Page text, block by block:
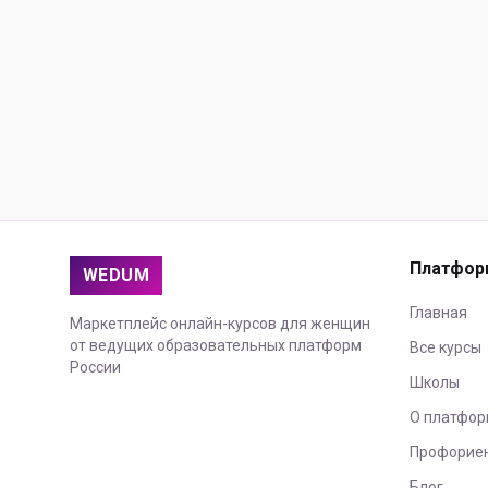
WEDUM
Маркетплейс онлайн-курсов для женщин
от ведущих образовательных платформ
России
Главная
Все курсы
Школы
О